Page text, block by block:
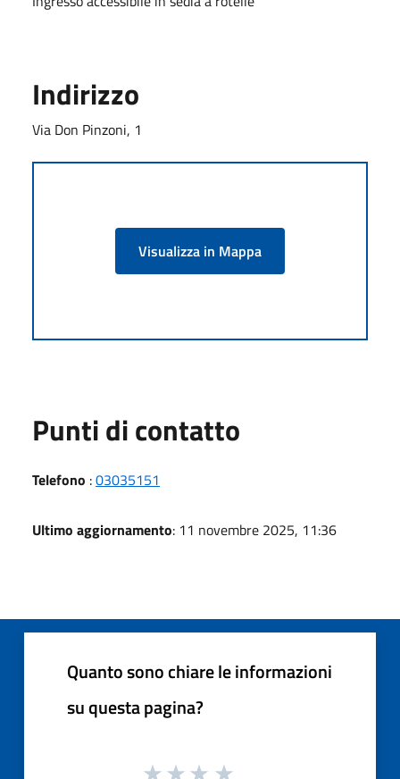
Indirizzo
Via Don Pinzoni, 1
Visualizza in Mappa
Punti di contatto
Telefono :03035151
Ultimo aggiornamento: 11 novembre 2025, 11:36
Quanto sono chiare le informazioni
su questa pagina?